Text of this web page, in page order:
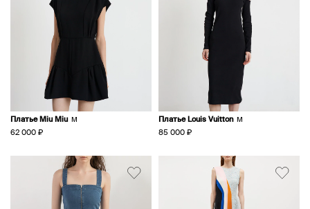
Платье Miu Miu M
62 000 ₽
Платье Louis Vuitton M
85 000 ₽